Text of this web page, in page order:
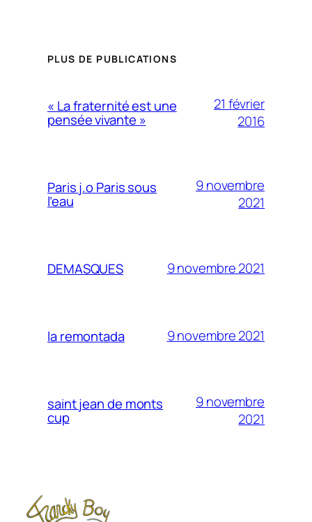
PLUS DE PUBLICATIONS
« La fraternité est une
pensée vivante »
21 février
2016
Paris j.o Paris sous
l’eau
9 novembre
2021
DEMASQUES 9 novembre 2021
la remontada 9 novembre 2021
saint jean de monts
cup
9 novembre
2021